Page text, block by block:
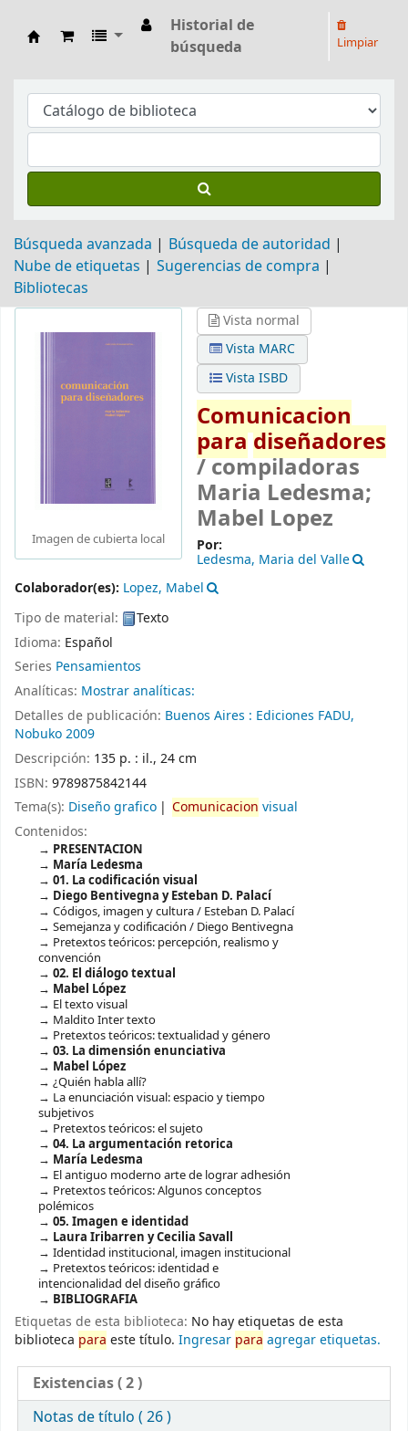
Biblioteca Arq. Hilarión H. Larguía
Historial de
búsqueda
Limpiar
Búsqueda avanzada
Búsqueda de autoridad
Nube de etiquetas
Sugerencias de compra
Bibliotecas
Imagen de cubierta local
Vista normal
Vista MARC
Vista ISBD
Comunicacion
para diseñadores
/compiladoras
Maria Ledesma;
Mabel Lopez
Por:
Ledesma, Maria del Valle
Colaborador(es): Lopez, Mabel
Tipo de material:
Texto
Idioma: Español
Series Pensamientos
Analíticas: Mostrar analíticas:
Detalles de publicación: Buenos Aires : Ediciones FADU,
Nobuko2009
Descripción: 135 p. : il., 24 cm
ISBN: 9789875842144
Tema(s): Diseño grafico Comunicacion visual
Contenidos:
PRESENTACION
María Ledesma
01. La codificación visual
Diego Bentivegna y Esteban D. Palací
Códigos, imagen y cultura / Esteban D. Palací
Semejanza y codificación / Diego Bentivegna
Pretextos teóricos: percepción, realismo y
convención
02. El diálogo textual
Mabel López
El texto visual
Maldito Inter texto
Pretextos teóricos: textualidad y género
03. La dimensión enunciativa
Mabel López
¿Quién habla allí?
La enunciación visual: espacio y tiempo
subjetivos
Pretextos teóricos: el sujeto
04. La argumentación retorica
María Ledesma
El antiguo moderno arte de lograr adhesión
Pretextos teóricos: Algunos conceptos
polémicos
05. Imagen e identidad
Laura Iribarren y Cecilia Savall
Identidad institucional, imagen institucional
Pretextos teóricos: identidad e
intencionalidad del diseño gráfico
BIBLIOGRAFIA
Etiquetas de esta biblioteca: No hay etiquetas de esta
biblioteca para este título. Ingresar para agregar etiquetas.
Existencias( 2 )
Notas de título ( 26 )